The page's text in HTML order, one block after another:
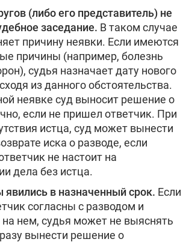
(либо его представитель) не
заседание. В таком случае
причину неявки. Если имеются
причины (например, болезнь
судья назначает дату нового
из данного обстоятельства.
неявке суд выносит решение о
если не пришел ответчик. При
истца, суд может вынести
иска о разводе, если
не настоит на
дела без истца.
явились в назначенный срок. Если
согласны с разводом и
нем, судья может не выяснять
вынести решение о